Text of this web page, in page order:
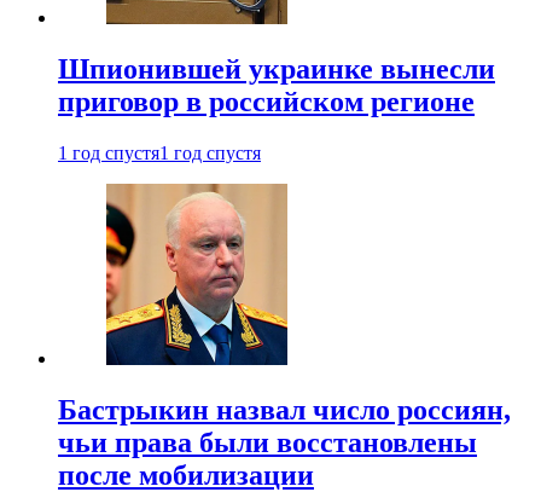
Шпионившей украинке вынесли
приговор в российском регионе
1 год спустя1 год спустя
Бастрыкин назвал число россиян,
чьи права были восстановлены
после мобилизации